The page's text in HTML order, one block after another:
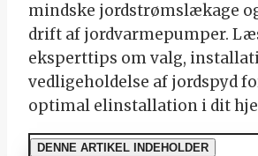
mindske jordstrømslækage
drift af jordvarmepumper.
eksperttips om valg,
vedligeholdelse af jordspyd
optimal elinstallation i dit
DENNE ARTIKEL INDEHOLDER